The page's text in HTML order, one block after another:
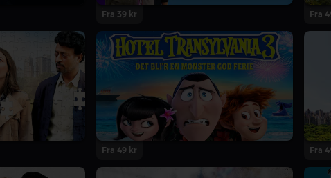
Fra 39 kr Fra
Fra 49 kr Fra